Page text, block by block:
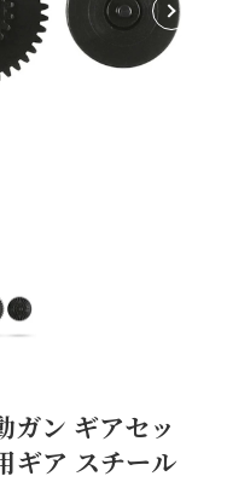
ガン ギアセッ
ギア スチール